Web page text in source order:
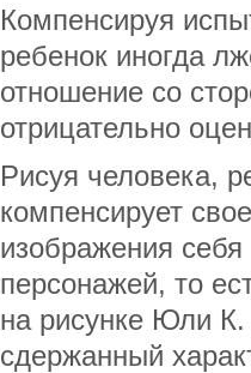
Компенсируя
ребенок иногда
отношение со
отрицательно
Рисуя человека,
компенсирует
изображения
персонажей, то
на рисунке Юли К.
сдержанный